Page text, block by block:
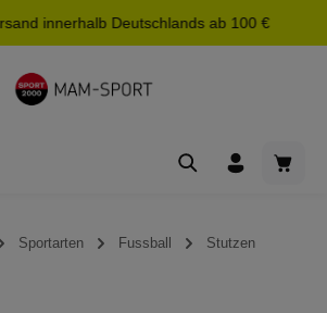
innerhalb Deutschlands ab 100 €
Sportarten Fussball Stutzen